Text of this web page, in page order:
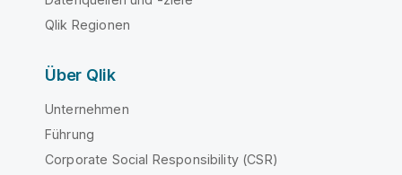
Qlik Regionen
Über Qlik
Unternehmen
Führung
Corporate Social Responsibility (CSR)